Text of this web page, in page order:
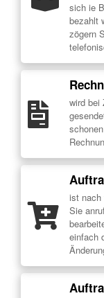
sich ie
bezahlt
zögern
wird bei
ist nach
Sie
einfach